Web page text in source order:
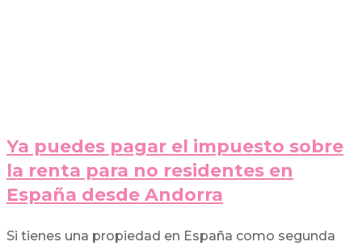
Ya puedes pagar el impuesto sobre
la renta para no residentes en
España desde Andorra
Si tienes una propiedad en España como segunda